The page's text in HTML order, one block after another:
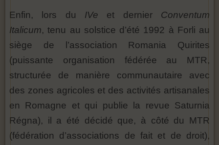
Enfin, lors du IVe et dernier Conventum
Italicum, tenu au solstice d’été 1992 à Forli au
siège de l’association Romania Quirites
(puissante organisation fédérée au MTR,
structurée de manière communautaire avec
des zones agricoles et des activités artisanales
en Romagne et qui publie la revue Saturnia
Régna), il a été décidé que, à côté du MTR
(fédération d’associations de fait et de droit),